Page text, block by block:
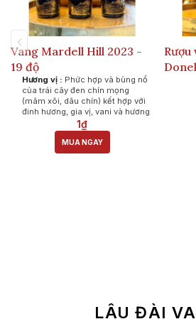
Vang Mardell Hill 2023 -
19 độ
Hương vị : Phức hợp và bùng nổ
của trái cây đen chín mọng
(mâm xôi, dâu chín) kết hợp với
đinh hương, gia vị, vani và hương
gỗ sồi từ quá trình ủ lâu năm.
Dù có nồng độ cao lên
tới 19% nhưng rượu lại có hậu vị
1₫
MUA NGAY
Rượu
LÂU ĐÀI